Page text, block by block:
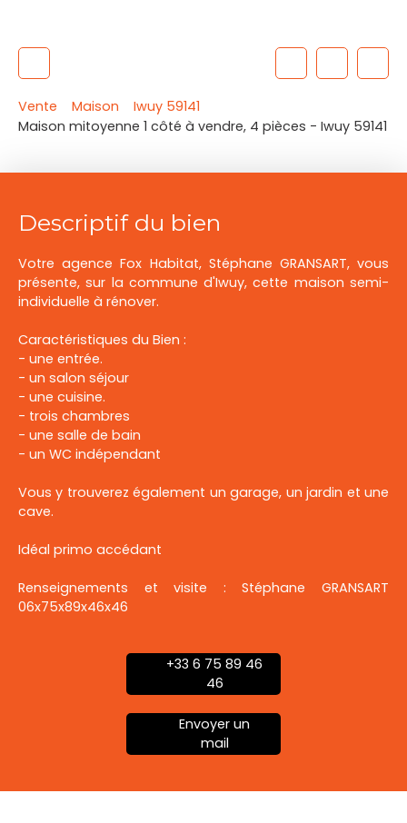
Vente Maison
Iwuy 59141
Maison mitoyenne 1 côté à vendre, 4 pièces - Iwuy 59141
Descriptif du bien
Votre agence Fox Habitat, Stéphane GRANSART, vous
présente, sur la commune d'Iwuy, cette maison semi-
individuelle à rénover.
Caractéristiques du Bien :
- une entrée.
- un salon séjour
- une cuisine.
- trois chambres
- une salle de bain
- un WC indépendant
Vous y trouverez également un garage, un jardin et une
cave.
Idéal primo accédant
Renseignements et visite : Stéphane GRANSART
06x75x89x46x46
+33 6 75 89 46
46
Envoyer un
mail